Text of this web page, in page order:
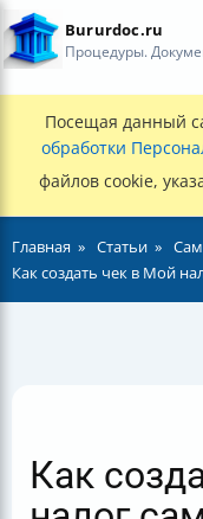
Bururdoc.ru
Процедуры.
Посещая данный
обработки
файлов cookie,
Главная Статьи
Как создать чек в Мой
Как